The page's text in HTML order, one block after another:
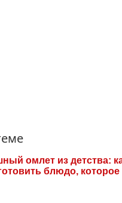
омлет из детства:
блюдо, которое